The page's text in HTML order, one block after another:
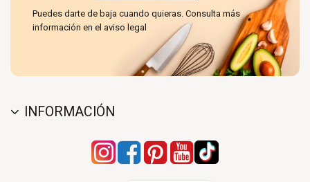
Puedes darte de baja cuando quieras. Consulta más
información en el aviso legal
INFORMACIÓN